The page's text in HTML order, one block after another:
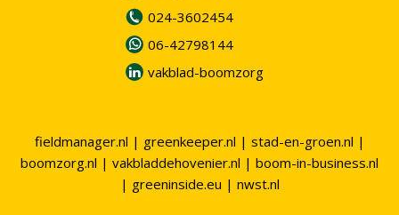
024-3602454
06-42798144
vakblad-boomzorg
fieldmanager.nl | greenkeeper.nl | stad-en-groen.nl |
boomzorg.nl | vakbladdehovenier.nl | boom-in-business.nl
| greeninside.eu | nwst.nl